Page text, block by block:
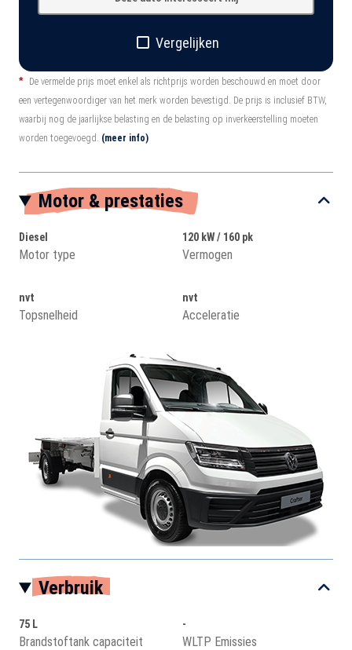
Vergelijken
*
De vermelde prijs moet enkel als richtprijs worden beschouwd en moet door
een vertegenwoordiger van het merk worden bevestigd. De prijs is inclusief BTW,
waarbij nog de jaarlijkse belasting en de belasting op inverkeerstelling moeten
worden toegevoegd. (meer info)
Motor & prestaties
Diesel
Motor type
120 kW / 160 pk
Vermogen
nvt
Topsnelheid
nvt
Acceleratie
Verbruik
75 L
Brandstoftank capaciteit
-
WLTP Emissies